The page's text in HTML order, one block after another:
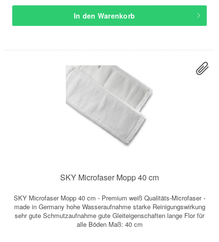
In den Warenkorb
SKY Microfaser Mopp 40 cm
SKY Microfaser Mopp 40 cm - Premium weiß Qualitäts-Microfaser -
made in Germany hohe Wasseraufnahme starke Reinigungswirkung
sehr gute Schmutzaufnahme gute Gleiteigenschaften lange Flor für
alle Böden Maß: 40 cm